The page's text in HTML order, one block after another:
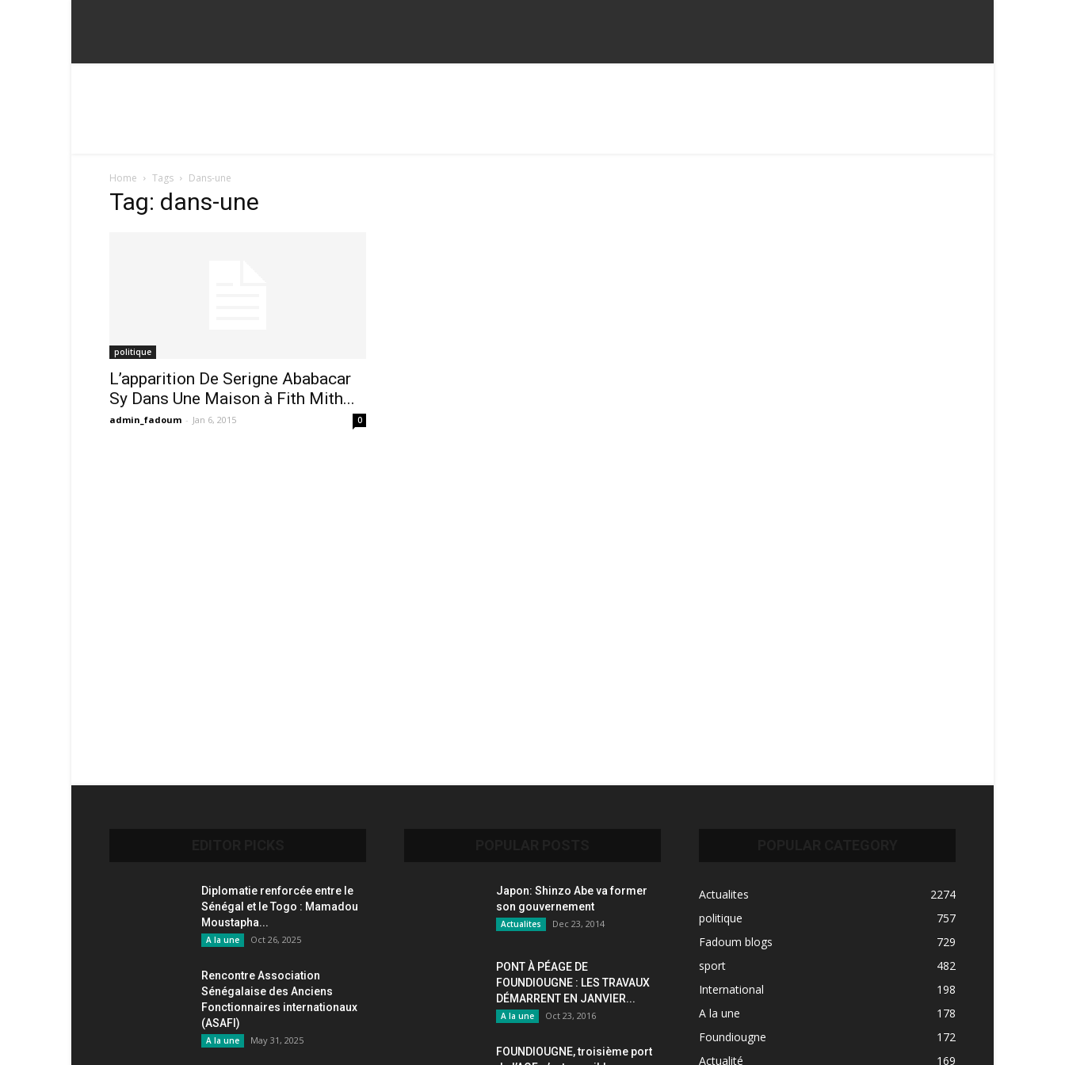
Home Tags Dans-une
Tag: dans-une
politique
L’apparition De Serigne Ababacar
Sy Dans Une Maison à Fith Mith...
admin_fadoum - Jan 6, 2015 0
Diplomatie renforcée entre le
Sénégal et le Togo : Mamadou
Moustapha...
A la une Oct 26, 2025
Rencontre Association
Sénégalaise des Anciens
Fonctionnaires internationaux
(ASAFI)
A la une May 31, 2025
Japon: Shinzo Abe va former
son gouvernement
Actualites Dec 23, 2014
PONT À PÉAGE DE
FOUNDIOUGNE : LES TRAVAUX
DÉMARRENT EN JANVIER...
A la une Oct 23, 2016
FOUNDIOUGNE, troisième port
Actualites
2274
politique
757
Fadoum blogs
729
sport
482
International
198
A la une
178
Foundiougne
172
Actualité
169